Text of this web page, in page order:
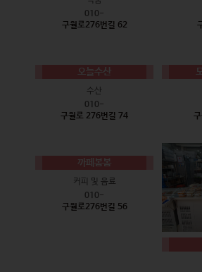
010-
구월로276번길 62
오늘수산
수산
010-
구월로 276번길 74
까페봄봄
커피 및 음료
010-
구월로276번길 56